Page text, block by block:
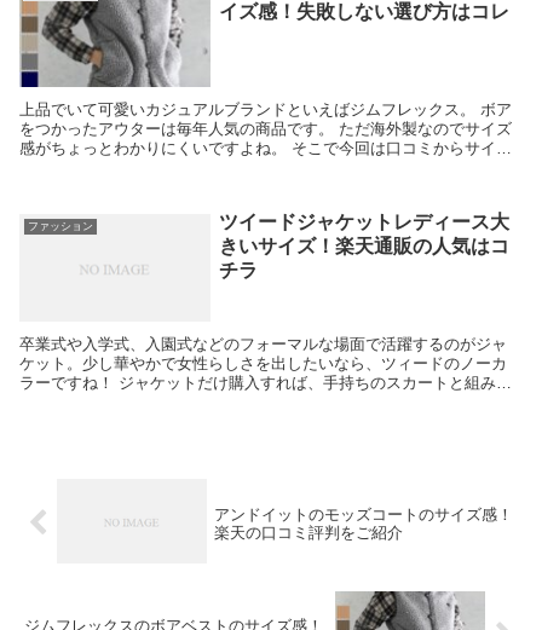
イズ感！失敗しない選び方はコレ
上品でいて可愛いカジュアルブランドといえばジムフレックス。 ボア
をつかったアウターは毎年人気の商品です。 ただ海外製なのでサイズ
感がちょっとわかりにくいですよね。 そこで今回は口コミからサイズ
ファッション
ツイードジャケットレディース大
きいサイズ！楽天通販の人気はコ
チラ
卒業式や入学式、入園式などのフォーマルな場面で活躍するのがジャ
ケット。少し華やかで女性らしさを出したいなら、ツィードのノーカ
ラーですね！ ジャケットだけ購入すれば、手持ちのスカートと組み合
アンドイットのモッズコートのサイズ感！
楽天の口コミ評判をご紹介
ジムフレックスのボアベストのサイズ感！